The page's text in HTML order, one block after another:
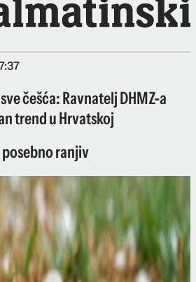
češća: Ravnatelj DHMZ-a
trend u Hrvatskoj
posebno ranjiv